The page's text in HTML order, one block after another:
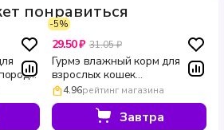
понравиться
с
75
-5%
29.50 ₽ 31.05 ₽
Гурмэ влажный корм для
взрослых кошек
полнорационный нежные
кусочки мини-филе с
лососем Перл Соус Де-люкс
4.96рейтинг магазина
Завтра